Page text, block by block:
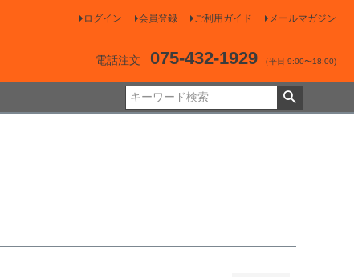
ログイン 会員登録 ご利用ガイド メールマガジン
電話注文 075-432-1929 （平日 9:00〜18:00)